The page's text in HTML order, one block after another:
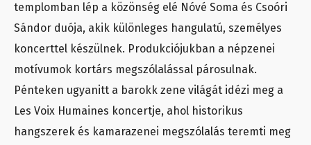
templomban lép a közönség elé Nóvé Soma és Csoóri
Sándor duója, akik különleges hangulatú, személyes
koncerttel készülnek. Produkciójukban a népzenei
motívumok kortárs megszólalással párosulnak.
Pénteken ugyanitt a barokk zene világát idézi meg a
Les Voix Humaines koncertje, ahol historikus
hangszerek és kamarazenei megszólalás teremti meg